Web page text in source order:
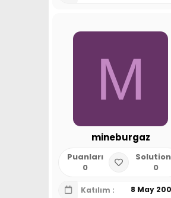
M
mineburgaz
Puanları
0
0
Katılım 8 May